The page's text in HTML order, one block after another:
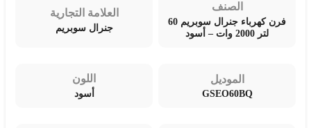
الصنف
فرن كهرباء جنرال سوبريم 60
لتر 2000 وات – أسود
العلامة التجارية
جنرال سوبريم
الموديل
GSEO60BQ
اللون
أسود